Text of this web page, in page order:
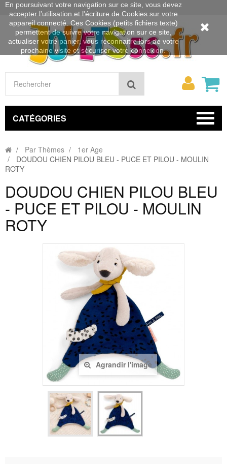
Rechercher
Mon
CATÉGORIES
Par Thèmes
1er Age
DOUDOU CHIEN PILOU BLEU - PUCE ET PILOU - MOULIN
ROTY
DOUDOU CHIEN PILOU BLEU
- PUCE ET PILOU - MOULIN
ROTY
Agrandir l'image
En poursuivant votre navigation sur ce site, vous devez
accepter l’utilisation et l'écriture de Cookies sur votre
appareil connecté. Ces Cookies (petits fichiers texte)
permettent de suivre votre navigation sur ce site,
actualiser votre panier, vous reconnaitre lors de votre
prochaine visite et sécuriser votre connexion.